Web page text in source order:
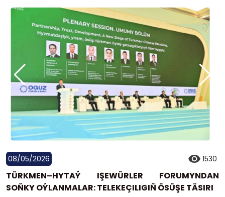
08/05/2026 1530
TÜRKMEN–HYTAÝ IŞEWÜRLER FORUMYNDAN
SOŇKY OÝLANMALAR: TELEKEÇILIGIŇ ÖSÜŞE TÄSIRI